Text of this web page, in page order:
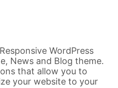
WordPress
News and Blog theme.
that allow you to
your website to your